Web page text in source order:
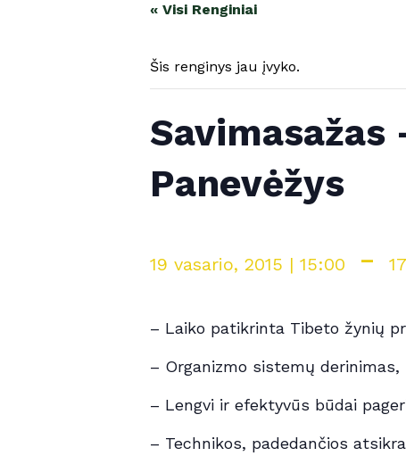
« Visi Renginiai
Šis renginys jau įvyko.
Panevėžys
19 vasario, 2015 | 15:00 -
– Laiko patikrinta Tibeto žynių
– Organizmo sistemų
– Lengvi ir efektyvūs būdai
– Technikos, padedančios